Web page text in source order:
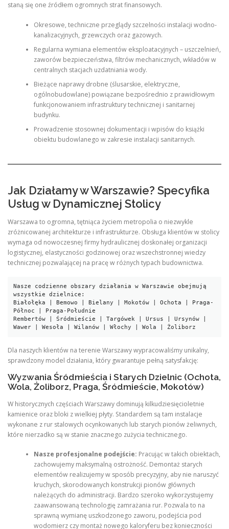
staną się one źródłem ogromnych strat finansowych.
Okresowe, techniczne przeglądy szczelności instalacji wodno-
kanalizacyjnych, grzewczych oraz gazowych.
Regularna wymiana elementów eksploatacyjnych – uszczelnień,
zaworów bezpieczeństwa, filtrów mechanicznych, wkładów w
centralnych stacjach uzdatniania wody.
Bieżące naprawy drobne (ślusarskie, elektryczne,
ogólnobudowlane) powiązane bezpośrednio z prawidłowym
funkcjonowaniem infrastruktury technicznej i sanitarnej
budynku.
Prowadzenie stosownej dokumentacji i wpisów do książki
obiektu budowlanego w zakresie instalacji sanitarnych.
Jak Działamy w Warszawie? Specyfika
Usług w Dynamicznej Stolicy
Warszawa to ogromna, tętniąca życiem metropolia o niezwykle
zróżnicowanej architekturze i infrastrukturze. Obsługa klientów w stolicy
wymaga od nowoczesnej firmy hydraulicznej doskonałej organizacji
logistycznej, elastyczności godzinowej oraz wszechstronnej wiedzy
technicznej pozwalającej na pracę w różnych typach budownictwa.
Nasze codzienne obszary działania w Warszawie obejmują
wszystkie dzielnice:
Białołęka | Bemowo | Bielany | Mokotów | Ochota | Praga-
Północ | Praga-Południe
Rembertów | Śródmieście | Targówek | Ursus | Ursynów |
Dla naszych klientów na terenie Warszawy wypracowaliśmy unikalny,
sprawdzony model działania, który gwarantuje pełną satysfakcję:
Wyzwania Śródmieścia i Starych Dzielnic (Ochota,
Wola, Żoliborz, Praga, Śródmieście, Mokotów)
W historycznych częściach Warszawy dominują kilkudziesięcioletnie
kamienice oraz bloki z wielkiej płyty. Standardem są tam instalacje
wykonane z rur stalowych ocynkowanych lub starych pionów żeliwnych,
które nierzadko są w stanie znacznego zużycia technicznego.
Nasze profesjonalne podejście: Pracując w takich obiektach,
zachowujemy maksymalną ostrożność. Demontaż starych
elementów realizujemy w sposób precyzyjny, aby nie naruszyć
kruchych, skorodowanych konstrukcji pionów głównych
należących do administracji. Bardzo szeroko wykorzystujemy
zaawansowaną technologię zamrażania rur. Pozwala to na
sprawną wymianę uszkodzonego zaworu, podejścia pod
wodomierz czy montaż nowego kaloryferu bez konieczności